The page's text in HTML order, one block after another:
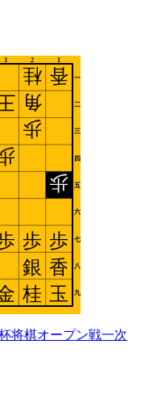
将棋オープン戦一次